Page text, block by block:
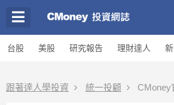
台股 美股 研究報告 理財達人
跟著達人學投資 統一投顧 CMoney